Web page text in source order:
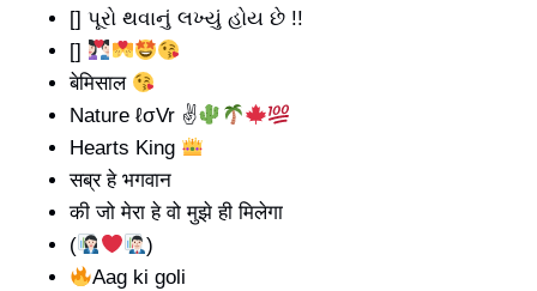
[] પૂરો થવાનું લખ્યું હોય છે !!
[]
बेमिसाल
Nature ℓσVr ✌
Hearts King
सब्र हे भगवान
की जो मेरा हे वो मुझे ही मिलेगा
(
)
Aag ki goli